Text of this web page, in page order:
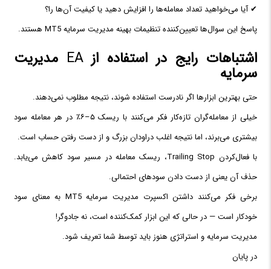
✔ آیا می‌خواهید تعداد معامله‌ها را افزایش دهید یا کیفیت آن‌ها را؟
پاسخ این سوال‌ها تعیین‌کننده تنظیمات بهینه مدیریت سرمایه MT5 هستند.
اشتباهات رایج در استفاده ازEA مدیریت
سرمایه
حتی بهترین ابزارها اگر نادرست استفاده شوند، نتیجه مطلوب نمی‌دهند.
خیلی از معامله‌گران تازه‌کار فکر می‌کنند با ریسک ۵–۶٪ در هر معامله سود
بیشتری می‌برند، اما نتیجه اغلب دراودان بزرگ و از دست رفتن حساب است.
با فعال‌کردن Trailing Stop، ریسک معامله در مسیر سود کاهش می‌یابد.
حذف آن یعنی از دست دادن سودهای احتمالی.
برخی فکر می‌کنند داشتن اکسپرت مدیریت سرمایه MT5 به معنای سود
خودکار است — در حالی که این ابزار کمک‌کننده است، نه جادوگر!
مدیریت سرمایه و استراتژی هنوز باید توسط شما تعریف شود.
در پایان